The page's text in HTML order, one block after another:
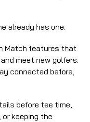
already has one.
Match features that
meet new golfers.
connected before,
before tee time,
keeping the